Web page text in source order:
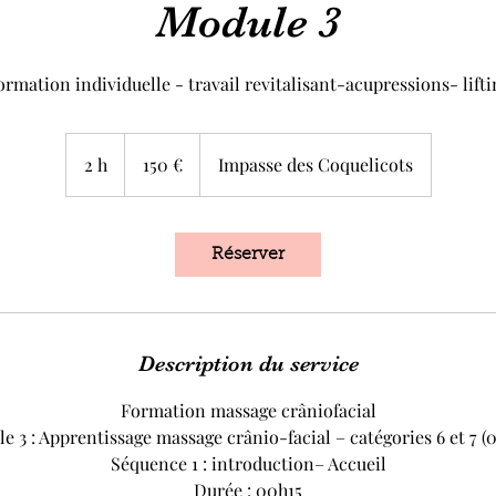
Module 3
individuelle - travail revitalisant-acupressions-
2 h2
h
150 € Impasse des Coquelicots
Réserver
Description du service
Formation massage crâniofacial
3 : Apprentissage massage crânio-facial – catégories 6 et 7
Séquence 1 : introduction– Accueil
Durée : 00h15